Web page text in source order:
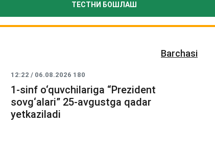
ТЕСТНИ БОШЛАШ
Barchasi
12:22 / 06.08.2026 180
1-sinf o‘quvchilariga “Prezident
sovg‘alari” 25-avgustga qadar
yetkaziladi